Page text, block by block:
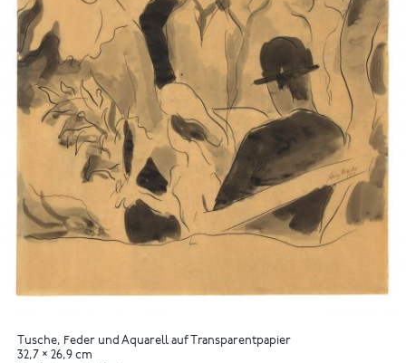
Tusche, Feder und Aquarell auf Transparentpapier
32,7 × 26,9 cm